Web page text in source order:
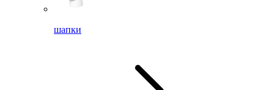
шапки